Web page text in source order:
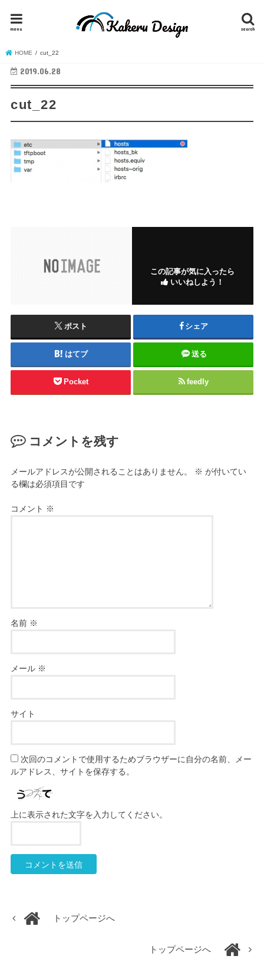
search
menu
HOME cut_22
2019.06.28
cut_22
この記事が気に入ったら
いいねしよう！
ポスト シェア
はてブ 送る
Pocket feedly
コメントを残す
メールアドレスが公開されることはありません。 ※ が付いてい
る欄は必須項目です
コメント ※
名前 ※
メール ※
サイト
次回のコメントで使用するためブラウザーに自分の名前、メー
ルアドレス、サイトを保存する。
上に表示された文字を入力してください。
トップページへ
トップページへ